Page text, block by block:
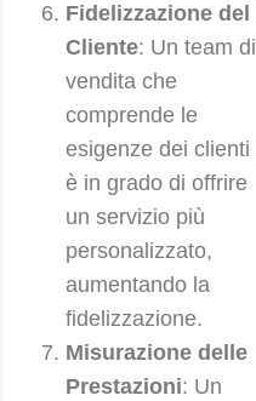
Fidelizzazione del
Cliente: Un team di
vendita che
comprende le
esigenze dei clienti
è in grado di offrire
un servizio più
personalizzato,
aumentando la
fidelizzazione.
Misurazione delle
Prestazioni: Un